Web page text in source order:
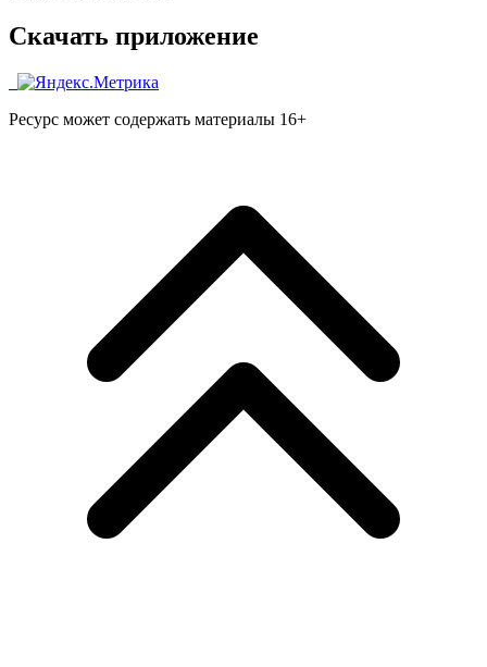
Скачать приложение
Ресурс может содержать материалы 16+